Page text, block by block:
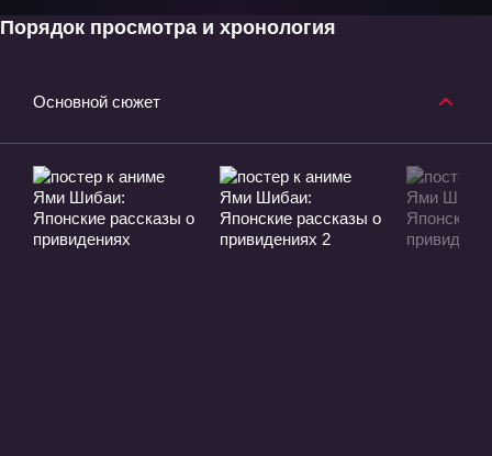
Порядок просмотра и хронология
Основной сюжет